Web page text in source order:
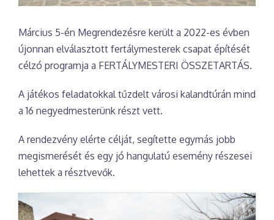
Március 5-én Megrendezésre került a 2022-es évben
újonnan elválasztott fertálymesterek csapat építését
célzó programja a FERTÁLYMESTERI ÖSSZETARTÁS.
A játékos feladatokkal tűzdelt városi kalandtúrán mind
a 16 negyedmesterünk részt vett.
A rendezvény elérte célját, segítette egymás jobb
megismerését és egy jó hangulatú esemény részesei
lehettek a résztvevők.